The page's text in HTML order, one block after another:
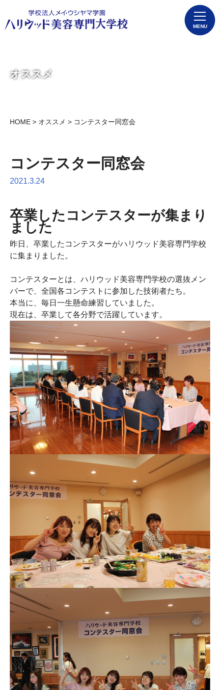
MENU
オススメ
HOME > オススメ > コンテスター同窓会
コンテスター同窓会
2021.3.24
卒業したコンテスターが集まり
ました
昨日、卒業したコンテスターがハリウッド美容専門学校
に集まりました。
コンテスターとは、ハリウッド美容専門学校の選抜メン
バーで、全国各コンテストに参加した技術者たち。
本当に、毎日一生懸命練習していました。
現在は、卒業して各分野で活躍しています。